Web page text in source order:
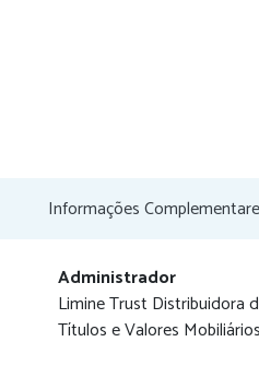
Informações
Administrador
Limine Trust Distribuidora
Títulos e Valores Mobiliários